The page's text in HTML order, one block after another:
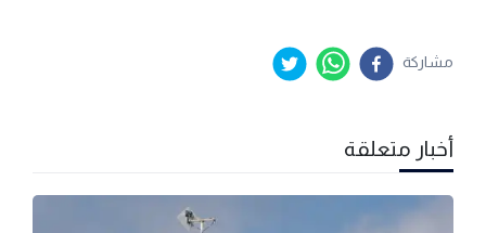
مشاركة
أخبار متعلقة